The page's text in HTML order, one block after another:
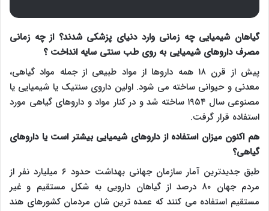
گیاهان شیمیایی چه زمانی وارد دنیای پزشکی شدند؟ از چه زمانی
مصرف داروهای شیمیایی به روی طب سنتی سایه انداخت ؟
پیش از قرن ۱۸ همه داروها از مواد طبیعی از جمله مواد گیاهی،
معدنی و حیوانی ساخته می شود. اولین داروی سنتیک یا شیمیایی یا
مصنوعی سال ۱۹۵۴ ساخته شد و در کنار مواد و داروهای گیاهی مورد
استفاده قرار گرفت.
هم اکنون میزان استفاده از داروهای شیمیایی بیشتر است یا داروهای
گیاهی؟
طبق جدیدترین آمار سازمان جهانی بهداشت حدود ۶ میلیارد نفر از
مردم جهان ۸۰ درصد از گیاهان دارویی به شکل مستقیم و غیر
مستقیم استفاده می کنند که عمده ترین شان مردمان کشورهای هند